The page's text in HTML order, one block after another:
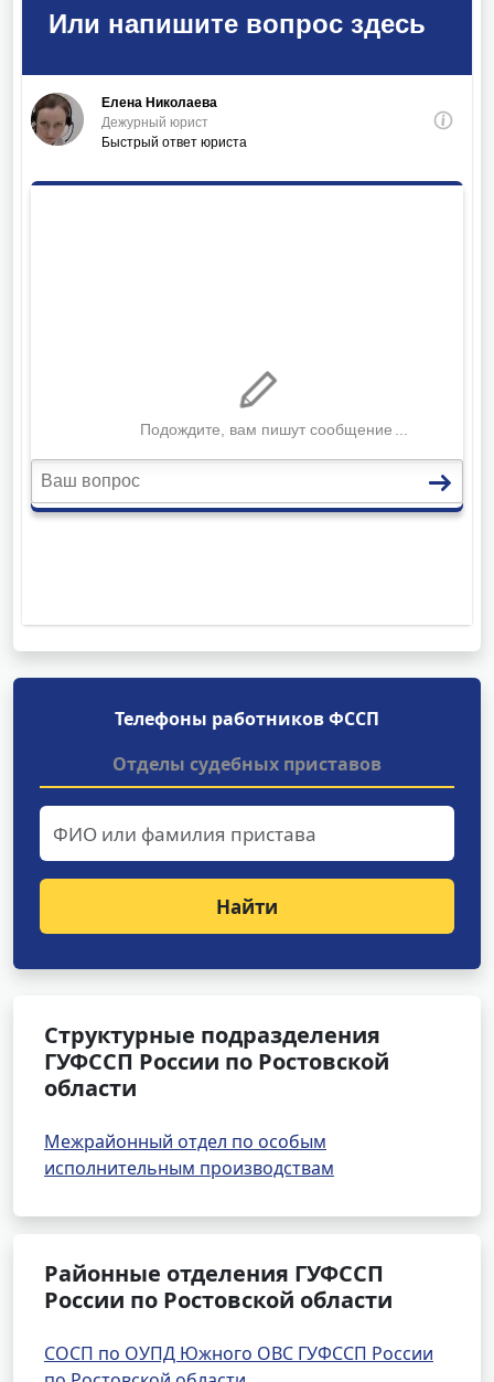
Телефоны работников ФССП
Отделы судебных приставов
Найти
Структурные подразделения
ГУФССП России по Ростовской
области
Межрайонный отдел по особым
исполнительным производствам
Районные отделения ГУФССП
России по Ростовской области
СОСП по ОУПД Южного ОВС ГУФССП России